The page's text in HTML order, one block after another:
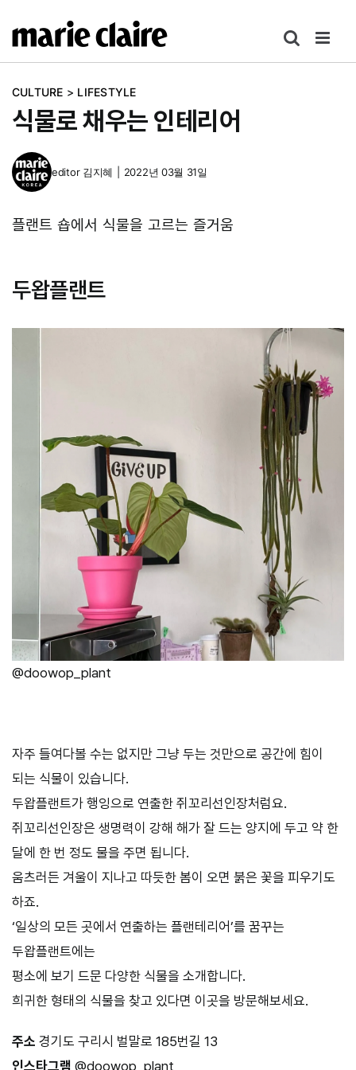
텐
건CULTURE > LIFESTYLE
식물로 채우는 인테리어
editor 김지혜 2022년 03월 31일
플랜트 숍에서 식물을 고르는 즐거움
두왑플랜트
@doowop_plant
자주 들여다볼 수는 없지만 그냥 두는 것만으로 공간에 힘이
되는 식물이 있습니다.
두왑플랜트가 행잉으로 연출한 쥐꼬리선인장처럼요.
쥐꼬리선인장은 생명력이 강해 해가 잘 드는 양지에 두고 약 한
달에 한 번 정도 물을 주면 됩니다.
움츠러든 겨울이 지나고 따듯한 봄이 오면 붉은 꽃을 피우기도
하죠.
‘일상의 모든 곳에서 연출하는 플랜테리어’를 꿈꾸는
두왑플랜트에는
평소에 보기 드문 다양한 식물을 소개합니다.
희귀한 형태의 식물을 찾고 있다면 이곳을 방문해보세요.
주소 경기도 구리시 벌말로 185번길 13
인스타그램 @doowop_plant